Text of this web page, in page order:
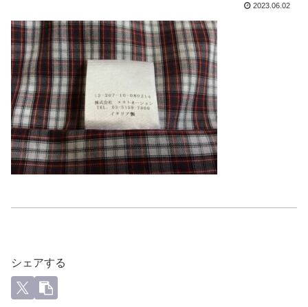
2023.06.02
シェアする